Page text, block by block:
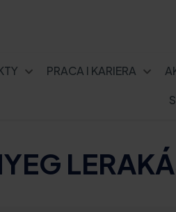
PRACA I KARIERA